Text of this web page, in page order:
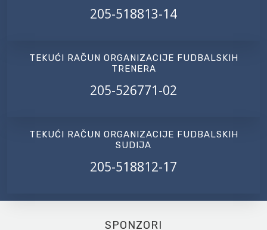
205-518813-14
TEKUĆI RAČUN ORGANIZACIJE FUDBALSKIH
TRENERA
205-526771-02
TEKUĆI RAČUN ORGANIZACIJE FUDBALSKIH
SUDIJA
205-518812-17
SPONZORI